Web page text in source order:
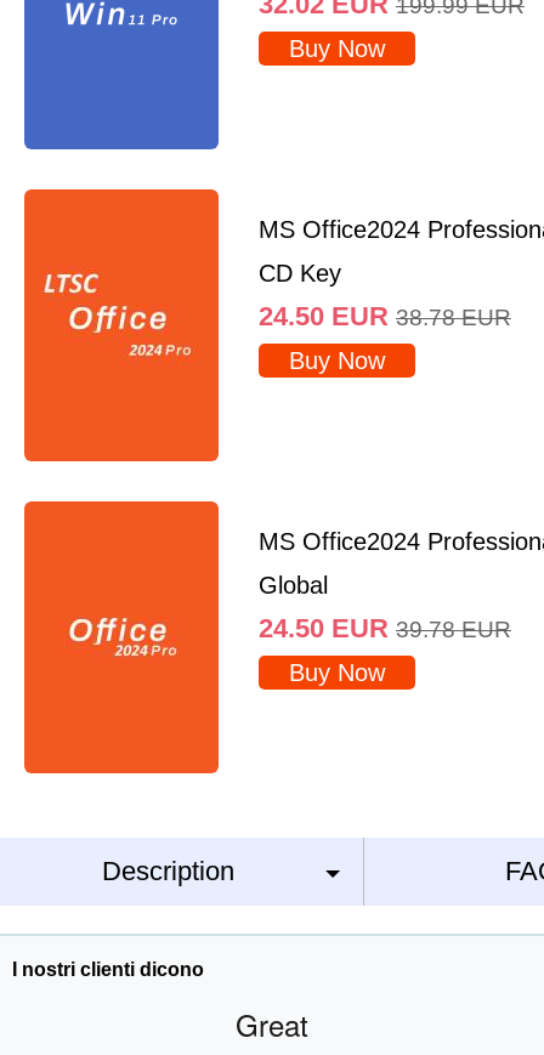
199.99 EUR
Buy Now
MS Office2024
CD Key
24.50 EUR 38.78 EUR
Buy Now
MS Office2024
Global
24.50 EUR 39.78 EUR
Buy Now
Description
I nostri clienti dicono